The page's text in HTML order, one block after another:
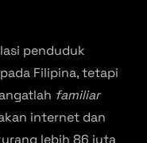
penduduk
Filipina, tetapi
familiar
internet dan
lebih 86 juta